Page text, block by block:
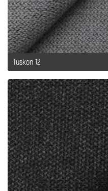
Tuskon 12